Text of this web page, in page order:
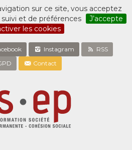
sur ce site, vous acceptez
suivi et de préférences
J’accepte
les cookies
Instagram
RSS
Contact